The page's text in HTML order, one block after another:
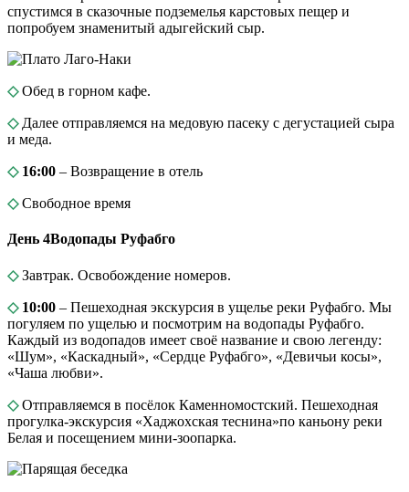
спустимся в сказочные подземелья карстовых пещер и
попробуем знаменитый адыгейский сыр.
◇Обед в горном кафе.
◇ Далее отправляемся на медовую пасеку с дегустацией сыра
и меда.
◇ 16:00 – Возвращение в отель
◇Свободное время
День 4Водопады Руфабго
◇Завтрак. Освобождение номеров.
◇ 10:00 – Пешеходная экскурсия в ущелье реки Руфабго. Мы
погуляем по ущелью и посмотрим на водопады Руфабго.
Каждый из водопадов имеет своё название и свою легенду:
«Шум», «Каскадный», «Сердце Руфабго», «Девичьи косы»,
«Чаша любви».
◇Отправляемся в посёлок Каменномостский. Пешеходная
прогулка-экскурсия «Хаджохская теснина»по каньону реки
Белая и посещением мини-зоопарка.